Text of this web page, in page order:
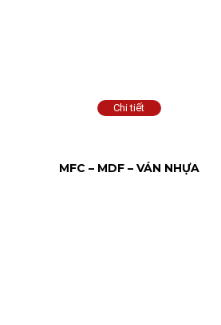
MFC – MDF – VÁN NHỰA